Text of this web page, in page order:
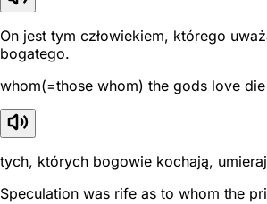
On jest tym człowiekiem, którego
bogatego.
whom(=those whom) the gods love
tych, których bogowie kochają,
Speculation was rife as to whom the